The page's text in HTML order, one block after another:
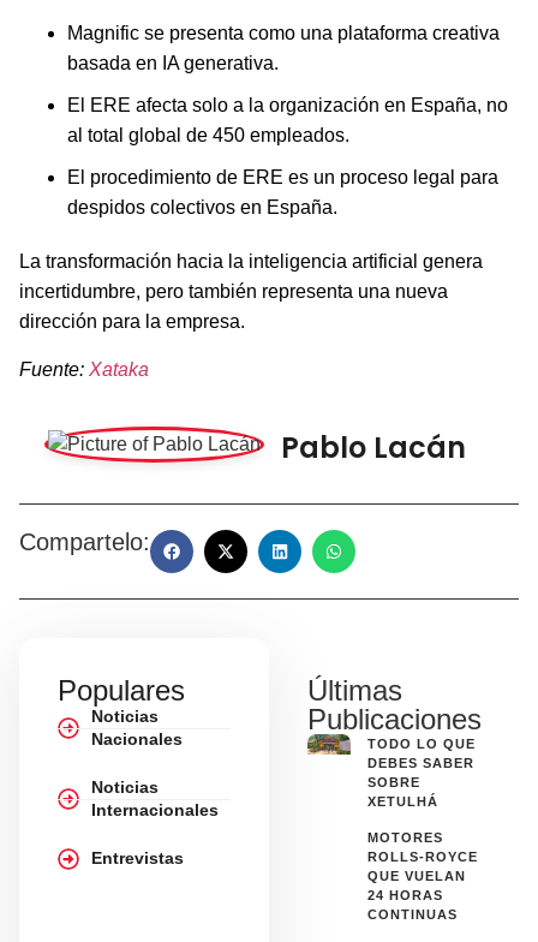
Magnific se presenta como una plataforma creativa
basada en IA generativa.
El ERE afecta solo a la organización en España, no
al total global de 450 empleados.
El procedimiento de ERE es un proceso legal para
despidos colectivos en España.
La transformación hacia la inteligencia artificial genera
incertidumbre, pero también representa una nueva
dirección para la empresa.
Fuente: Xataka
Pablo Lacán
Compartelo:
Populares
Noticias
Nacionales
Noticias
Internacionales
Entrevistas
Últimas
Publicaciones
TODO LO QUE
DEBES SABER
SOBRE
XETULHÁ
MOTORES
ROLLS-ROYCE
QUE VUELAN
24 HORAS
CONTINUAS